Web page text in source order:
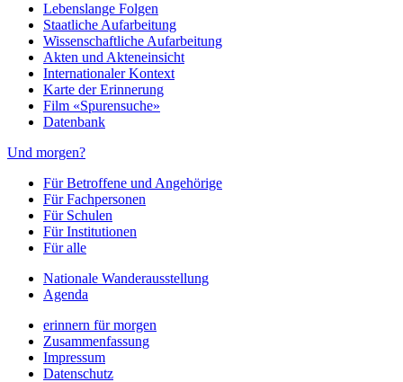
Lebenslange Folgen
Staatliche Aufarbeitung
Wissenschaftliche Aufarbeitung
Akten und Akteneinsicht
Internationaler Kontext
Karte der Erinnerung
Film «Spurensuche»
Datenbank
Und morgen?
Für Betroffene und Angehörige
Für Fachpersonen
Für Schulen
Für Institutionen
Für alle
Nationale Wanderausstellung
Agenda
erinnern für morgen
Zusammenfassung
Impressum
Datenschutz